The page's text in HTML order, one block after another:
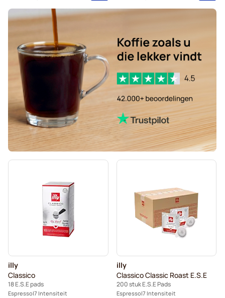
illy
Classico
18 E.S.E pads
Espresso 7 Intensiteit
illy
Classico Classic Roast E.S.E
200 stuk E.S.E Pads
Espresso 7 Intensiteit